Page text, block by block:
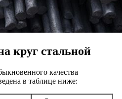
круг стальной
качества
в таблице ниже: